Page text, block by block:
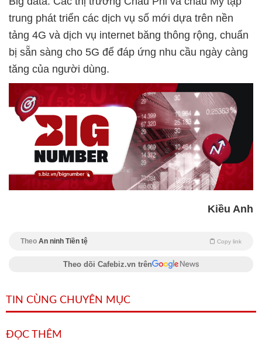
trung phát triển các dịch vụ số mới dựa trên nền
tảng 4G và dịch vụ internet băng thông rộng, chuẩn
bị sẵn sàng cho 5G để đáp ứng nhu cầu ngày càng
tăng của người dùng.
Kiều Anh
Theo An ninh Tiền tệ Copy link
Theo dõi Cafebiz.vn trên
TIN CÙNG CHUYÊN MỤC
ĐỌC THÊM